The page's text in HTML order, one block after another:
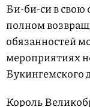
Би-би-си в свою
полном
обязанностей
мероприятиях
Букингемского
Король